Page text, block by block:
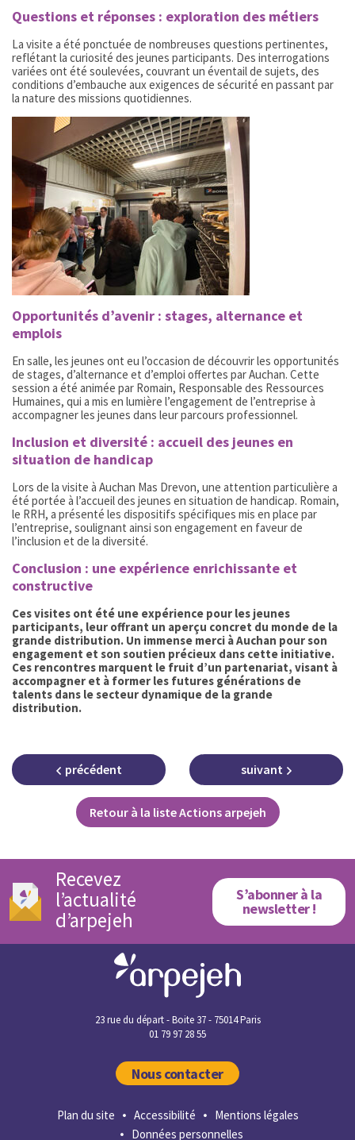
Questions et réponses : exploration des métiers
La visite a été ponctuée de nombreuses questions pertinentes,
reflétant la curiosité des jeunes participants. Des interrogations
variées ont été soulevées, couvrant un éventail de sujets, des
conditions d’embauche aux exigences de sécurité en passant par
la nature des missions quotidiennes.
Opportunités d’avenir : stages, alternance et
emplois
En salle, les jeunes ont eu l’occasion de découvrir les opportunités
de stages, d’alternance et d’emploi offertes par Auchan. Cette
session a été animée par Romain, Responsable des Ressources
Humaines, qui a mis en lumière l’engagement de l’entreprise à
accompagner les jeunes dans leur parcours professionnel.
Inclusion et diversité : accueil des jeunes en
situation de handicap
Lors de la visite à Auchan Mas Drevon, une attention particulière a
été portée à l’accueil des jeunes en situation de handicap. Romain,
le RRH, a présenté les dispositifs spécifiques mis en place par
l’entreprise, soulignant ainsi son engagement en faveur de
l’inclusion et de la diversité.
Conclusion : une expérience enrichissante et
constructive
Ces visites ont été une expérience pour les jeunes
participants, leur offrant un aperçu concret du monde de la
grande distribution. Un immense merci à Auchan pour son
engagement et son soutien précieux dans cette initiative.
Ces rencontres marquent le fruit d’un partenariat, visant à
accompagner et à former les futures générations de
talents dans le secteur dynamique de la grande
distribution.
précédent
Retour à la liste Actions arpejeh
suivant
Recevez
l’actualité
d’arpejeh
S’abonner à la
newsletter !
23 rue du départ - Boite 37 - 75014 Paris
01 79 97 28 55
Nous contacter
Plan du site Accessibilité
Mentions légales
Données personnelles